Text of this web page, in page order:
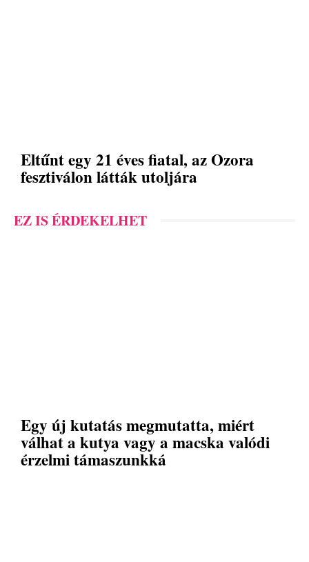
Eltűnt egy 21 éves fiatal, az Ozora
fesztiválon látták utoljára
EZ IS ÉRDEKELHET
Egy új kutatás megmutatta, miért
válhat a kutya vagy a macska valódi
érzelmi támaszunkká